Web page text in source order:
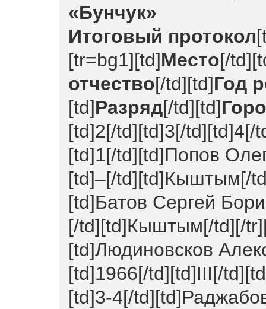
«Бунчук»
Итоговый протокол
[tr=bg1][td]Место[/
отчество[/td][td]Год
[td]Разряд[/td][td]
[td]2[/td][td]3[/td][td]4[/
[td]1[/td][td]Попов
[td]–[/td][td]Кыштым[/
[td]Батов Сергей
[/td][td]Кыштым[/td][/
[td]Людиновсков
[td]1966[/td][td]III[/
[td]3-4[/